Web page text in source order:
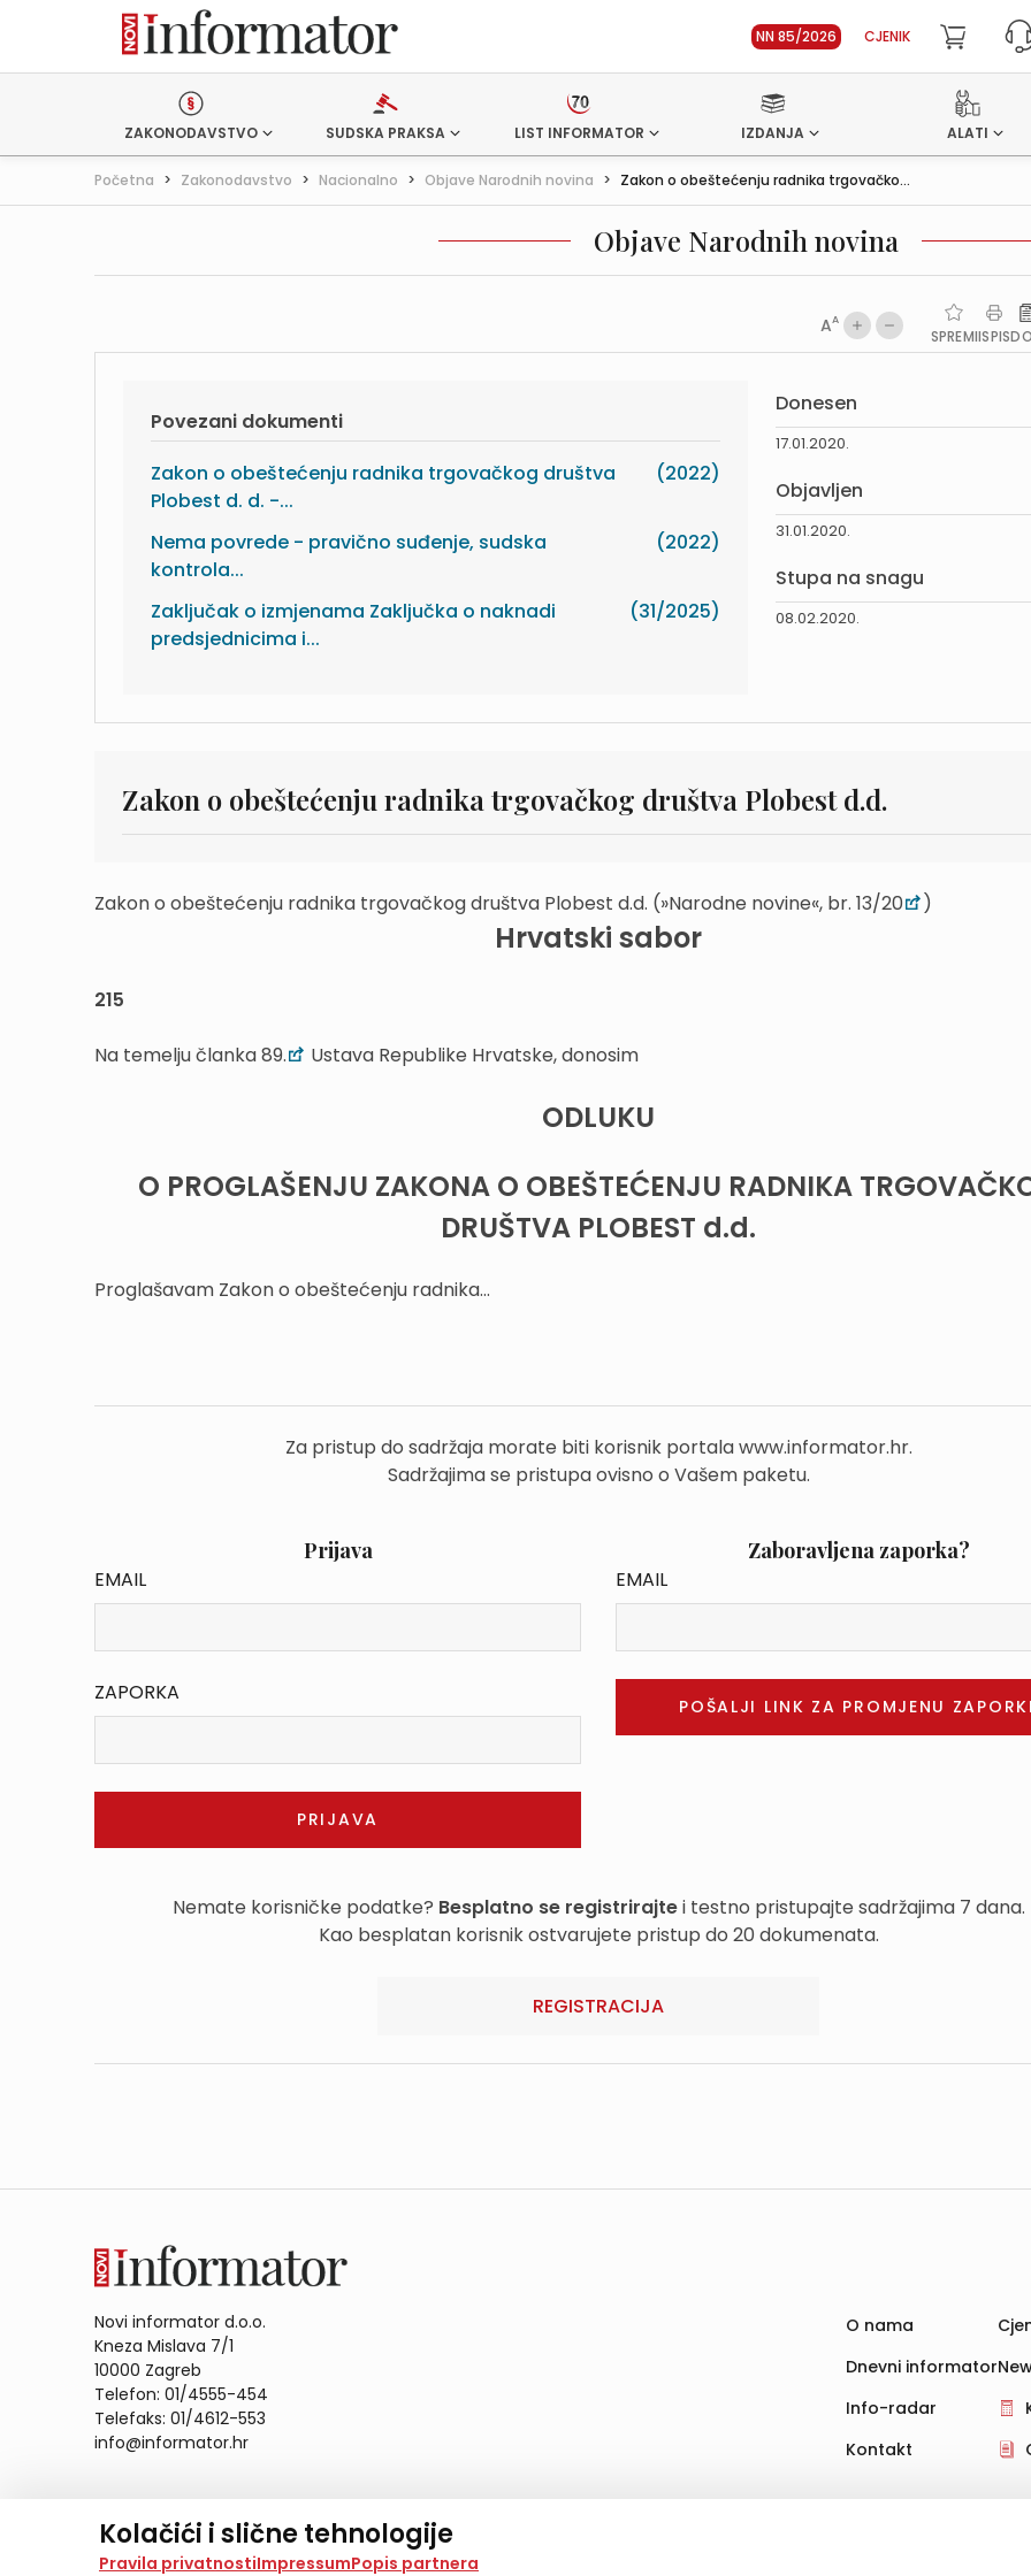
Kolačići i slične tehnologije
Na našoj web stranici koristimo kolačiće i slične tehnologije za pohranu, čitanje i obradu informacija na vašem
Pravila privatnostiImpressumPopis partnera
NN 85/2026 CJENIK
ZAKONODAVSTVO SUDSKA PRAKSA LIST INFORMATOR IZDANJA ALATI
Početna > Zakonodavstvo > Nacionalno > Objave Narodnih novina > Zakon o obeštećenju radnika trgovačko...
Objave Narodnih novina
AA
SPREMIISPIS
Povezani dokumenti
Zakon o obeštećenju radnika trgovačkog društva
Plobest d. d. -...
(2022)
Nema povrede - pravično suđenje, sudska
kontrola...
(2022)
Zaključak o izmjenama Zaključka o naknadi
predsjednicima i...
(31/2025)
Donesen
17.01.2020.
Objavljen
31.01.2020.
Stupa na snagu
08.02.2020.
Zakon o obeštećenju radnika trgovačkog društva Plobest d.d.
Zakon o obeštećenju radnika trgovačkog društva Plobest d.d. (»Narodne novine«, br. 13/20 )
Hrvatski sabor
215
Na temelju članka 89. Ustava Republike Hrvatske, donosim
ODLUKU
O PROGLAŠENJU ZAKONA O OBEŠTEĆENJU RADNIKA
DRUŠTVA PLOBEST d.d.
Proglašavam Zakon o obeštećenju radnika...
Za pristup do sadržaja morate biti korisnik portala www.informator.hr.
Sadržajima se pristupa ovisno o Vašem paketu.
Prijava
EMAIL
ZAPORKA
Zaboravljena zaporka?
EMAIL
Nemate korisničke podatke? Besplatno se registrirajtei testno pristupajte sadržajima 7 dana.
Kao besplatan korisnik ostvarujete pristup do 20 dokumenata.
REGISTRACIJA
Novi informator d.o.o.
Kneza Mislava 7/1
10000 Zagreb
Telefon: 01/4555-454
Telefaks: 01/4612-553
info@informator.hr
O nama
Dnevni informator
Info-radar
Kontakt